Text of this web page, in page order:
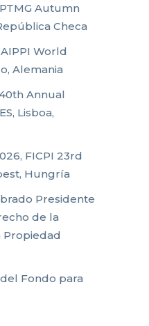
Autumn
Checa
World
Alemania
Annual
Lisboa,
FICPI 23rd
Hungría
Presidente
de la
Propiedad
Fondo para